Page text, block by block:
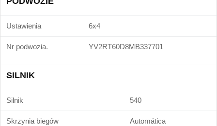
Ustawienia 6x4
Nr podwozia. YV2RT60D8MB337701
SILNIK
Silnik 540
Skrzynia biegów Automática